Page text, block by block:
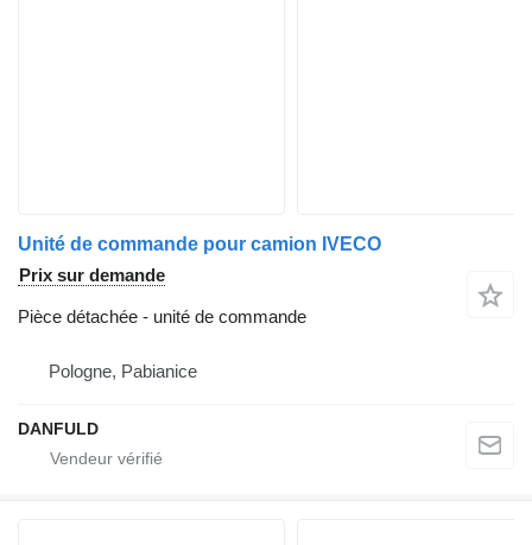
Unité de commande pour camion IVECO
Prix sur demande
Pièce détachée - unité de commande
Pologne, Pabianice
DANFULD